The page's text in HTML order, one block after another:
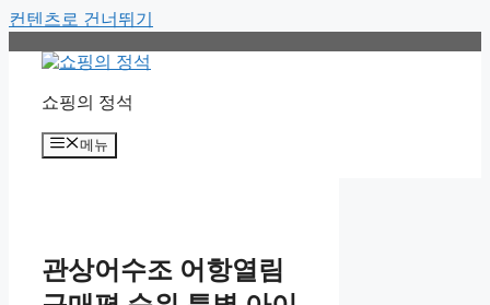
컨텐츠로 건너뛰기
쇼핑의 정석
메뉴
관상어수조 어항열림